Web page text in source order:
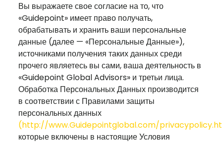
Вы выражаете свое согласие на то, что
«Guidepoint» имеет право получать,
обрабатывать и хранить ваши персональные
данные (далее — «Персональные Данные»),
источниками получения таких данных среди
прочего являетесь вы сами, ваша деятельность в
«Guidepoint Global Advisors» и третьи лица.
Обработка Персональных Данных производится
в соответствии с Правилами защиты
персональных данных
(http://www.Guidepointglobal.com/
которые включены в настоящие Условия